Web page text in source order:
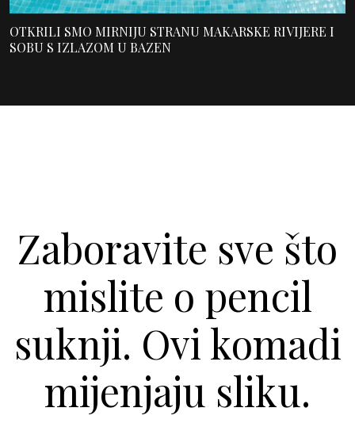
OTKRILI SMO MIRNIJU STRANU MAKARSKE RIVIJERE I
SOBU S IZLAZOM U BAZEN
Zaboravite sve što
mislite o pencil
suknji. Ovi komadi
mijenjaju sliku.